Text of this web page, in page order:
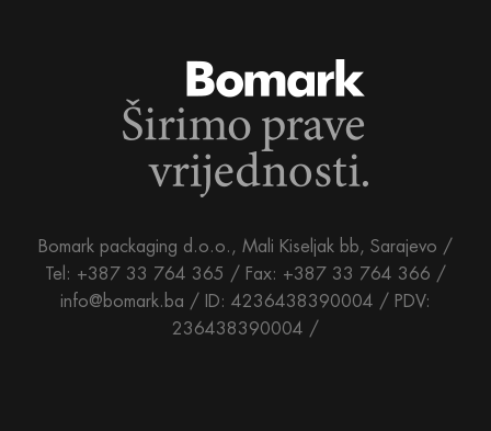
Bomark packaging d.o.o., Mali Kiseljak bb, Sarajevo /
Tel: +387 33 764 365 / Fax: +387 33 764 366 /
info@bomark.ba / ID: 4236438390004 / PDV:
236438390004 /